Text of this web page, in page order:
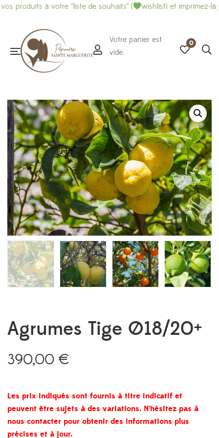
à votre “liste de souhaits” ( wishlist) et imprimez-là pour
Votre panier est
vide.
0
Agrumes Tige Ø18/20+
390,00 €
Les prix indiqués sont fournis à titre indicatif et
peuvent être sujets à des variations. N’hésitez pas à
nous contacter pour obtenir des informations plus
précises et à jour.